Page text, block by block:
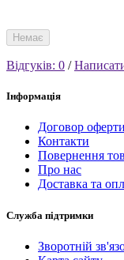
Немає
Відгуків: 0 /
Інформація
Договор оферти
Контакти
Повернення
Про нас
Доставка та
Служба підтримки
Зворотній